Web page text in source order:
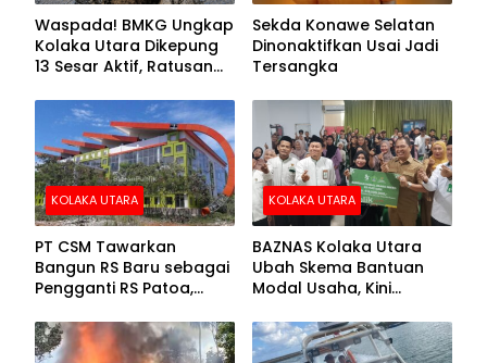
Waspada! BMKG Ungkap
Kolaka Utara Dikepung
13 Sesar Aktif, Ratusan
Sekda Konawe Selatan
Dinonaktifkan Usai Jadi
Tersangka
KOLAKA UTARA
PT CSM Tawarkan
Bangun RS Baru sebagai
Pengganti RS Patoa,
Kolut
KOLAKA UTARA
BAZNAS Kolaka Utara
Ubah Skema Bantuan
Modal Usaha, Kini
Barang Senilai Rp419,5
Juta